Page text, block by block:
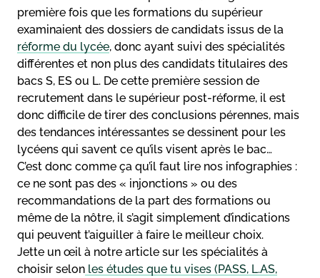
première fois que les formations du supérieur
examinaient des dossiers de candidats issus de la
réforme du lycée, donc ayant suivi des spécialités
différentes et non plus des candidats titulaires des
bacs S, ES ou L. De cette première session de
recrutement dans le supérieur post-réforme, il est
donc difficile de tirer des conclusions pérennes, mais
des tendances intéressantes se dessinent pour les
lycéens qui savent ce qu’ils visent après le bac…
C’est donc comme ça qu’il faut lire nos infographies :
ce ne sont pas des « injonctions » ou des
recommandations de la part des formations ou
même de la nôtre, il s’agit simplement d’indications
qui peuvent t’aiguiller à faire le meilleur choix.
Jette un œil à notre article sur les spécialités à
choisir selon les études que tu vises (PASS, L.AS,